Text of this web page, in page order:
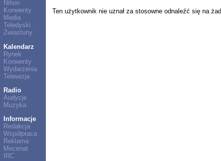
Nihon
Konwenty
Media
Teledyski
Zwiastuny
Kalendarz
Rynek
Konwenty
Wydarzenia
Telewizja
Radio
Audycje
Muzyka
Informacje
Redakcja
Współpraca
Reklama
Mecenat
IRC
Ten użytkownik nie uznał za stosowne odnaleźć się na